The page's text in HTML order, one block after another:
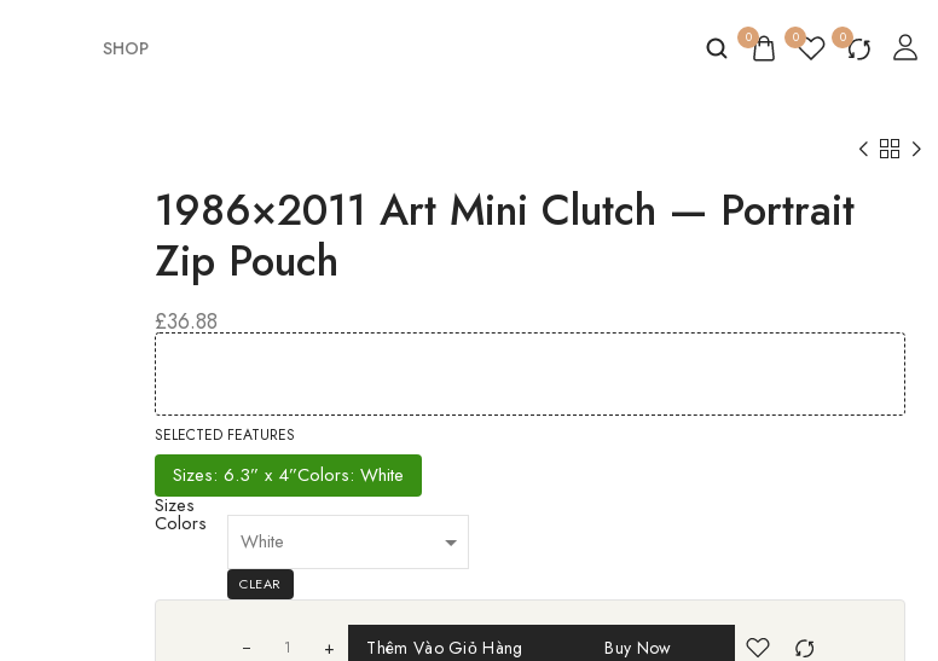
SHOP 0 0 0
1986×2011 Art Mini Clutch — Portrait
Zip Pouch
£36.88
SELECTED FEATURES
Sizes: 6.3” x 4”Colors: White
Sizes
Colors
CLEAR
+ Thêm Vào Giỏ Hàng Buy Now